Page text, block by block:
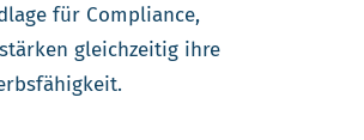
für Compliance,
gleichzeitig ihre